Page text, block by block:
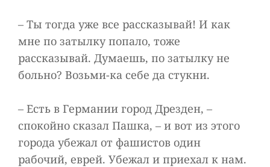
– Ты тогда уже все рассказывай! И как
мне по затылку попало, тоже
рассказывай. Думаешь, по затылку не
больно? Возьми-ка себе да стукни.
– Есть в Германии город Дрезден, –
спокойно сказал Пашка, – и вот из этого
города убежал от фашистов один
рабочий, еврей. Убежал и приехал к нам.